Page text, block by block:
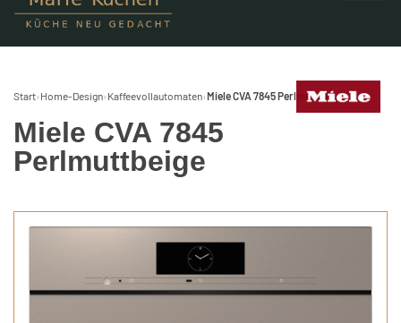
Start› Home-Design› Kaffeevollautomaten›Miele CVA 7845 Perlmuttbeige
Miele CVA 7845
Perlmuttbeige